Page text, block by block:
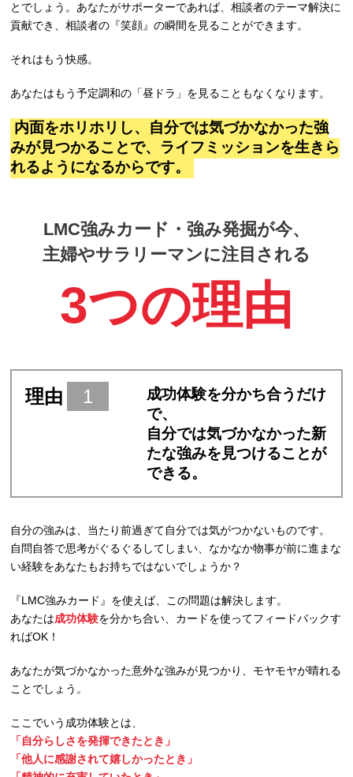
とでしょう。あなたがサポーターであれば、相談者のテーマ解決に
貢献でき、相談者の『笑顔』の瞬間を見ることができます。
それはもう快感。
あなたはもう予定調和の「昼ドラ」を見ることもなくなります。
内面をホリホリし、自分では気づかなかった強
みが見つかることで、ライフミッションを生きら
れるようになるからです。
LMC強みカード・強み発掘が今、
主婦やサラリーマンに注目される
3つの理由
理由 1
成功体験を分かち合うだけ
で、
自分では気づかなかった新
たな強みを見つけることが
できる。
自分の強みは、当たり前過ぎて自分では気がつかないものです。
自問自答で思考がぐるぐるしてしまい、なかなか物事が前に進まな
い経験をあなたもお持ちではないでしょうか？
『LMC強みカード』を使えば、この問題は解決します。
あなたは成功体験を分かち合い、カードを使ってフィードバックす
ればOK！
あなたが気づかなかった意外な強みが見つかり、モヤモヤが晴れる
ことでしょう。
ここでいう成功体験とは、
「自分らしさを発揮できたとき」
「他人に感謝されて嬉しかったとき」